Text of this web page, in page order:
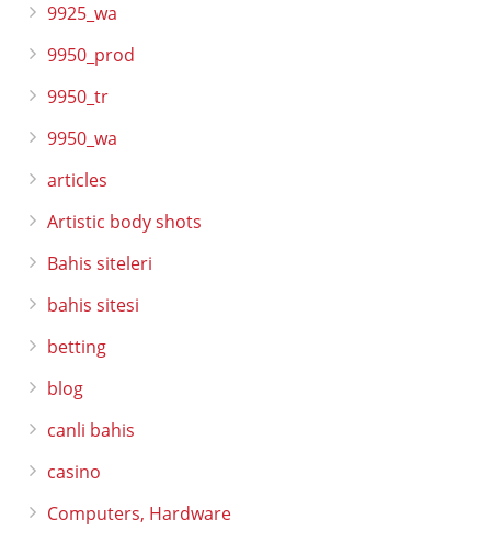
9925_wa
9950_prod
9950_tr
9950_wa
articles
Artistic body shots
Bahis siteleri
bahis sitesi
betting
blog
canli bahis
casino
Computers, Hardware